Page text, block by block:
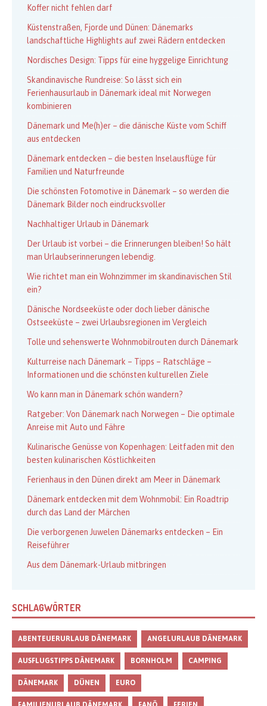
Koffer nicht fehlen darf
Küstenstraßen, Fjorde und Dünen: Dänemarks
landschaftliche Highlights auf zwei Rädern entdecken
Nordisches Design: Tipps für eine hyggelige Einrichtung
Skandinavische Rundreise: So lässt sich ein
Ferienhausurlaub in Dänemark ideal mit Norwegen
kombinieren
Dänemark und Me(h)er – die dänische Küste vom Schiff
aus entdecken
Dänemark entdecken – die besten Inselausflüge für
Familien und Naturfreunde
Die schönsten Fotomotive in Dänemark – so werden die
Dänemark Bilder noch eindrucksvoller
Nachhaltiger Urlaub in Dänemark
Der Urlaub ist vorbei – die Erinnerungen bleiben! So hält
man Urlaubserinnerungen lebendig.
Wie richtet man ein Wohnzimmer im skandinavischen Stil
ein?
Dänische Nordseeküste oder doch lieber dänische
Ostseeküste – zwei Urlaubsregionen im Vergleich
Tolle und sehenswerte Wohnmobilrouten durch Dänemark
Kulturreise nach Dänemark – Tipps – Ratschläge –
Informationen und die schönsten kulturellen Ziele
Wo kann man in Dänemark schön wandern?
Ratgeber: Von Dänemark nach Norwegen – Die optimale
Anreise mit Auto und Fähre
Kulinarische Genüsse von Kopenhagen: Leitfaden mit den
besten kulinarischen Köstlichkeiten
Ferienhaus in den Dünen direkt am Meer in Dänemark
Dänemark entdecken mit dem Wohnmobil: Ein Roadtrip
durch das Land der Märchen
Die verborgenen Juwelen Dänemarks entdecken – Ein
Reiseführer
Aus dem Dänemark-Urlaub mitbringen
SCHLAGWÖRTER
ABENTEUERURLAUB DÄNEMARK ANGELURLAUB DÄNEMARK
AUSFLUGSTIPPS DÄNEMARK BORNHOLM CAMPING
DÄNEMARK DÜNEN EURO